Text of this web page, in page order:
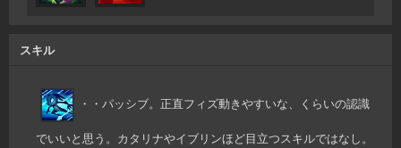
スキル
・・パッシブ。正直フィズ動きやすいな、くらいの認識
でいいと思う。カタリナやイブリンほど目立つスキルではなし。